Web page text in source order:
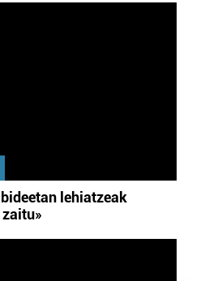
lehiatzeak